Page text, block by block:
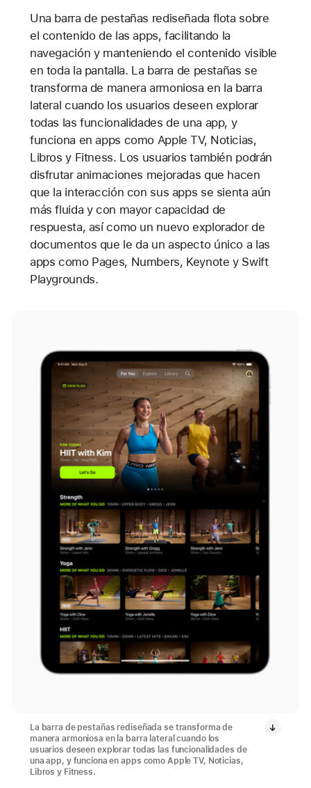
Una barra de pestañas rediseñada flota sobre
el contenido de las apps, facilitando la
navegación y manteniendo el contenido visible
en toda la pantalla. La barra de pestañas se
transforma de manera armoniosa en la barra
lateral cuando los usuarios deseen explorar
todas las funcionalidades de una app, y
funciona en apps como Apple TV, Noticias,
Libros y Fitness. Los usuarios también podrán
disfrutar animaciones mejoradas que hacen
que la interacción con sus apps se sienta aún
más fluida y con mayor capacidad de
respuesta, así como un nuevo explorador de
documentos que le da un aspecto único a las
apps como Pages, Numbers, Keynote y Swift
Playgrounds.
La barra de pestañas rediseñada se transforma de
manera armoniosa en la barra lateral cuando los
usuarios deseen explorar todas las funcionalidades de
una app, y funciona en apps como Apple TV, Noticias,
Libros y Fitness.